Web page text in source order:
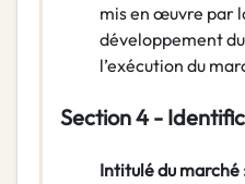
mis en œuvre par
développement
l’exécution du
Section 4 -
Intitulé du marché